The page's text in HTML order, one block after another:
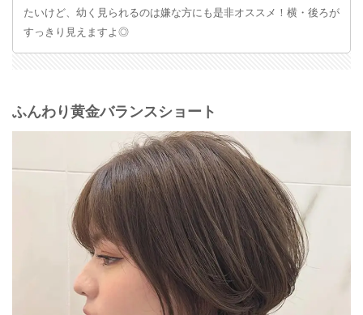
たいけど、幼く見られるのは嫌な方にも是非オススメ！横・後ろが
すっきり見えますよ◎
ふんわり黄金バランスショート